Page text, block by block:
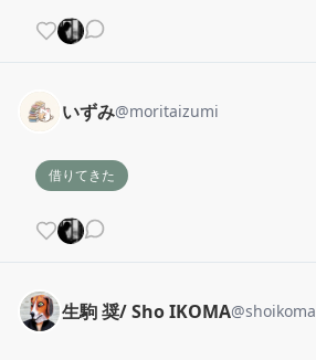
いずみ@moritaizumi
借りてきた
生駒 奨/ Sho IKOMA@shoikoma